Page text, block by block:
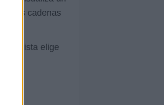
las cadenas
elige